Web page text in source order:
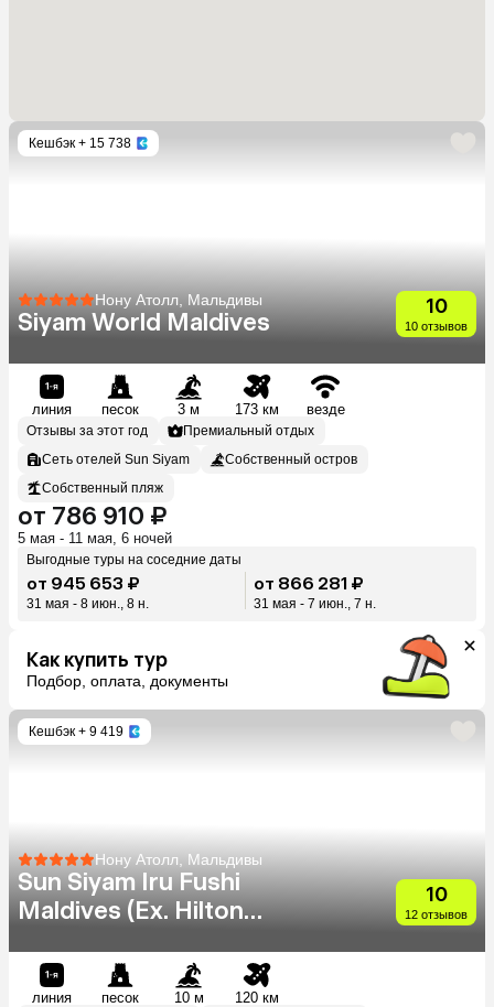
Кешбэк + 15 738
Нону Атолл, Мальдивы
Siyam World Maldives
10
10 отзывов
линия песок 3 м 173 км везде
Отзывы за этот год
Премиальный отдых
Сеть отелей Sun Siyam
Собственный остров
Собственный пляж
от 786 910 ₽
5 мая - 11 мая, 6 ночей
Выгодные туры на соседние даты
от 945 653 ₽
31 мая - 8 июн., 8 н.
от 866 281 ₽
31 мая - 7 июн., 7 н.
Как купить тур
Подбор, оплата, документы
Кешбэк + 9 419
Нону Атолл, Мальдивы
Sun Siyam Iru Fushi
Maldives (Ex. Hilton
10
12 отзывов
линия песок 10 м 120 км